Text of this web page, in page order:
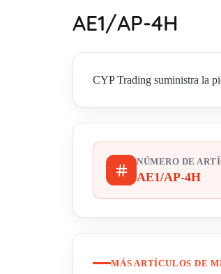
AE1/AP-4H
CYP Trading suministra la
NÚMERO DE
AE1/AP-4H
MÁS ARTÍCULOS DE